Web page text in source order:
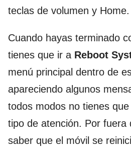
teclas de volumen y Home.
Cuando hayas terminado
tienes que ir a Reboot
menú principal dentro de
apareciendo algunos
todos modos no tienes
tipo de atención. Por fuera
saber que el móvil se